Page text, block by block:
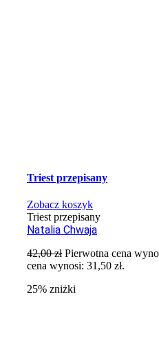
Triest przepisany
Zobacz koszyk
Triest przepisany
Natalia Chwaja
42,00zł Pierwotna cena
cena wynosi: 31,50 zł.
25% zniżki